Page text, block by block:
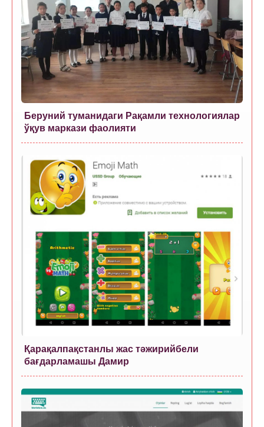
Беруний туманидаги Рақамли технологиялар
ўқув маркази фаолияти
Қарақалпақстанлы жас тәжирийбели
бағдарламашы Дамир